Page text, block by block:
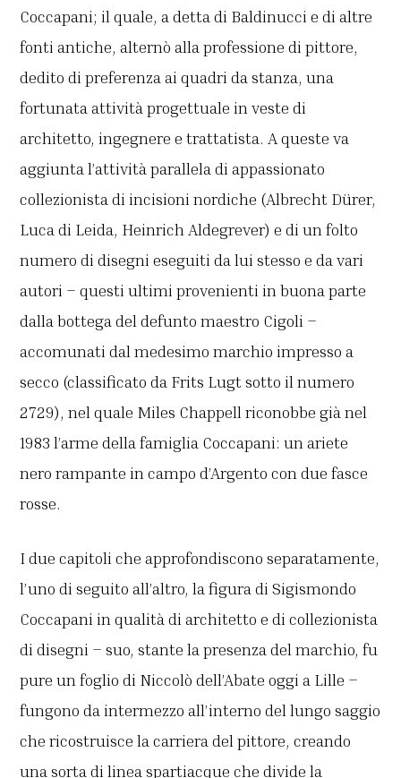
Coccapani; il quale, a detta di Baldinucci e di altre
fonti antiche, alternò alla professione di pittore,
dedito di preferenza ai quadri da stanza, una
fortunata attività progettuale in veste di
architetto, ingegnere e trattatista. A queste va
aggiunta l’attività parallela di appassionato
collezionista di incisioni nordiche (Albrecht Dürer,
Luca di Leida, Heinrich Aldegrever) e di un folto
numero di disegni eseguiti da lui stesso e da vari
autori – questi ultimi provenienti in buona parte
dalla bottega del defunto maestro Cigoli –
accomunati dal medesimo marchio impresso a
secco (classificato da Frits Lugt sotto il numero
2729), nel quale Miles Chappell riconobbe già nel
1983 l’arme della famiglia Coccapani: un ariete
nero rampante in campo d’Argento con due fasce
rosse.
I due capitoli che approfondiscono separatamente,
l’uno di seguito all’altro, la figura di Sigismondo
Coccapani in qualità di architetto e di collezionista
di disegni – suo, stante la presenza del marchio, fu
pure un foglio di Niccolò dell’Abate oggi a Lille –
fungono da intermezzo all’interno del lungo saggio
che ricostruisce la carriera del pittore, creando
una sorta di linea spartiacque che divide la